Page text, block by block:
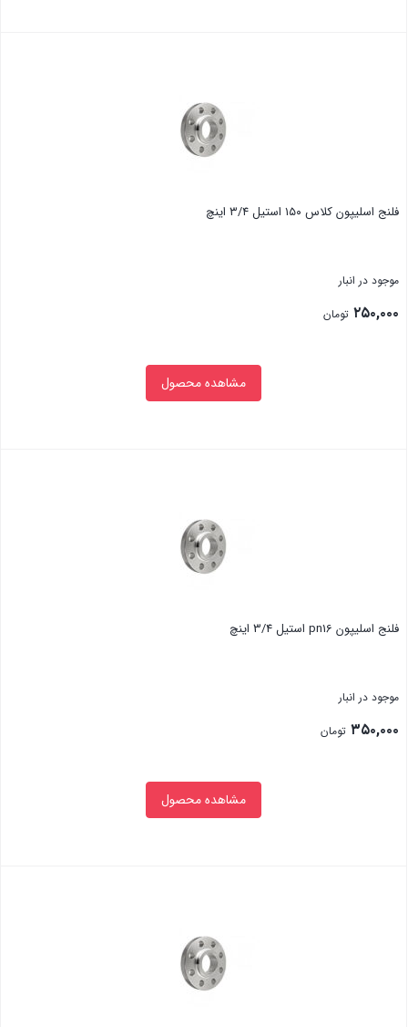
فلنج اسلیپون کلاس ۱۵۰ استیل ۳/۴ اینچ
موجود در انبار
۲۵۰,۰۰۰ تومان
مشاهده محصول
فلنج اسلیپون pn16 استیل 3/4 اینچ
موجود در انبار
۳۵۰,۰۰۰ تومان
مشاهده محصول